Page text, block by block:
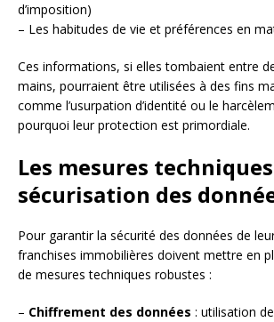
d’imposition)
– Les habitudes de vie et préférences en
Ces informations, si elles tombaient entre
mains, pourraient être utilisées à des fins
comme l’usurpation d’identité ou le
pourquoi leur protection est primordiale.
Les mesures
sécurisation des
Pour garantir la sécurité des données de
franchises immobilières doivent mettre en
de mesures techniques robustes :
– Chiffrement des données : utilisation